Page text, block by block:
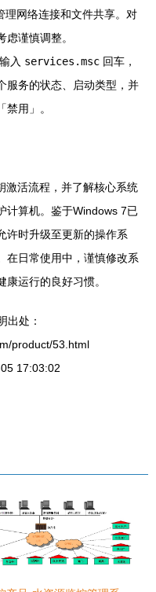
理网络连接和文件共享。对
谨慎调整。
入 services.msc 回车，
服务的状态、启动类型，并
用」。
激活流程，并了解核心系统
计算机。鉴于Windows 7已
许时升级至更新的操作系
在日常使用中，谨慎修改系
运行的良好习惯。
出处：
product/53.html
17:03:02